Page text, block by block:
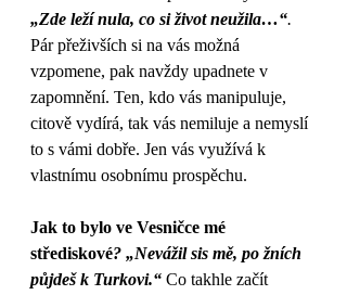
„Zde leží nula, co si život neužila…“.
Pár přeživších si na vás možná
vzpomene, pak navždy upadnete v
zapomnění. Ten, kdo vás manipuluje,
citově vydírá, tak vás nemiluje a nemyslí
to s vámi dobře. Jen vás využívá k
vlastnímu osobnímu prospěchu.
Jak to bylo ve Vesničce mé
střediskové? „Nevážil sis mě, po žních
půjdeš k Turkovi.“ Co takhle začít